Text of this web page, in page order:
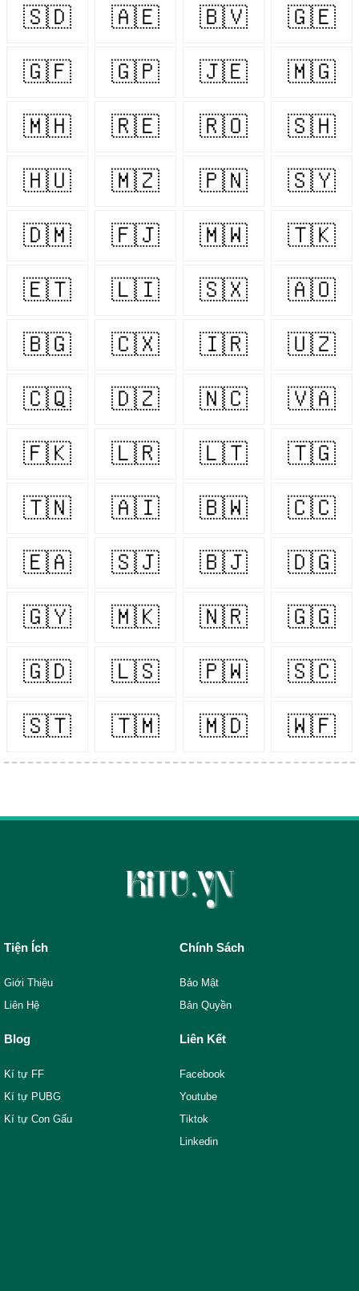
🇸🇩 🇦🇪 🇧🇻 🇬🇪
🇬🇫 🇬🇵 🇯🇪 🇲🇬
🇲🇭 🇷🇪 🇷🇴 🇸🇭
🇭🇺 🇲🇿 🇵🇳 🇸🇾
🇩🇲 🇫🇯 🇲🇼 🇹🇰
🇪🇹 🇱🇮 🇸🇽 🇦🇴
🇧🇬 🇨🇽 🇮🇷 🇺🇿
🇨🇶 🇩🇿 🇳🇨 🇻🇦
🇫🇰 🇱🇷 🇱🇹 🇹🇬
🇹🇳 🇦🇮 🇧🇼 🇨🇨
🇪🇦 🇸🇯 🇧🇯 🇩🇬
🇬🇾 🇲🇰 🇳🇷 🇬🇬
🇬🇩 🇱🇸 🇵🇼 🇸🇨
🇸🇹 🇹🇲 🇲🇩 🇼🇫
Tiện Ích
Giới Thiệu
Liên Hệ
Chính Sách
Bảo Mật
Bản Quyền
Blog
Kí tự FF
Kí tự PUBG
Kí tự Con Gấu
Liên Kết
Facebook
Youtube
Tiktok
Linkedin